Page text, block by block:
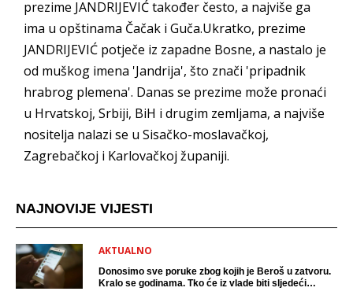
prezime JANDRIJEVIĆ također često, a najviše ga
ima u opštinama Čačak i Guča.Ukratko, prezime
JANDRIJEVIĆ potječe iz zapadne Bosne, a nastalo je
od muškog imena 'Jandrija', što znači 'pripadnik
hrabrog plemena'. Danas se prezime može pronaći
u Hrvatskoj, Srbiji, BiH i drugim zemljama, a najviše
nositelja nalazi se u Sisačko-moslavačkoj,
Zagrebačkoj i Karlovačkoj županiji.
NAJNOVIJE VIJESTI
AKTUALNO
Donosimo sve poruke zbog kojih je Beroš u zatvoru.
Kralo se godinama. Tko će iz vlade biti sljedeći